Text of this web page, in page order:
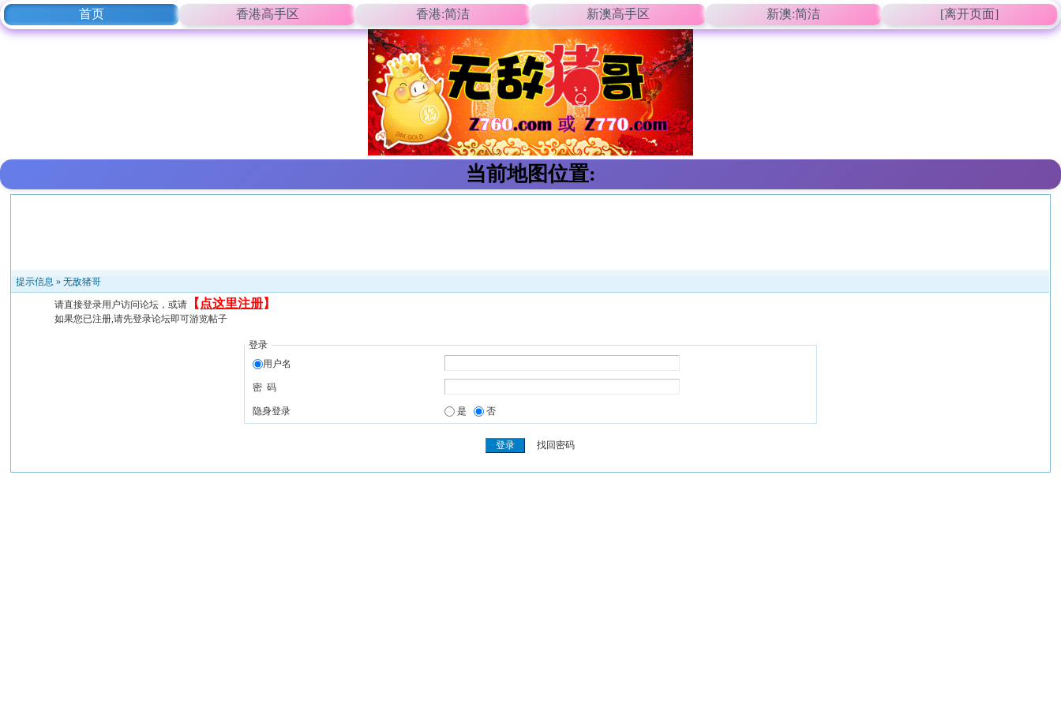
首页 香港高手区 香港:简洁 新澳高手区 新澳:简洁 [离开页面]
当前地图位置:
提示信息 »无敌猪哥
请直接登录用户访问论坛，或请 【 点这里注册】
如果您已注册,请先登录论坛即可游览帖子
登录
用户名
密 码
隐身登录 是 否
找回密码